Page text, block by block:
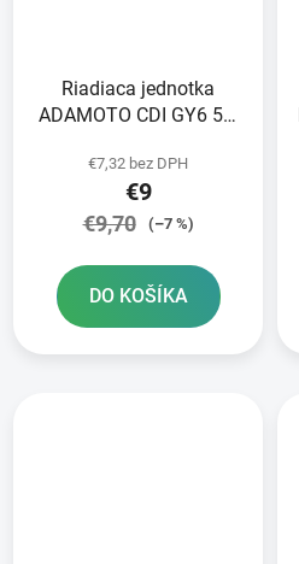
Riadiaca jednotka
ADAMOTO CDI GY6 50,
€7,32 bez DPH
€9
€9,70 (–7 %)
DO KOŠÍKA